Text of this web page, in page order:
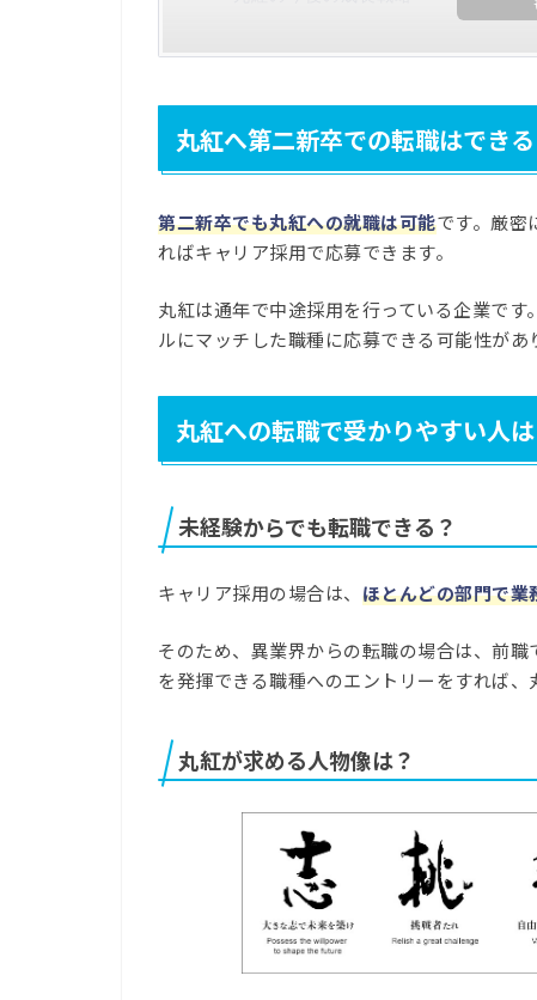
丸紅へ第二新卒での転職はできる
第二新卒でも丸紅への就職は可能です。厳密
ればキャリア採用で応募できます。
丸紅は通年で中途採用を行っている企業で
ルにマッチした職種に応募できる可能性があ
丸紅への転職で受かりやすい人は
未経験からでも転職できる？
キャリア採用の場合は、 ほとんどの部門で業
そのため、異業界からの転職の場合は、前
を発揮できる職種へのエントリーをすれば、
丸紅が求める人物像は？